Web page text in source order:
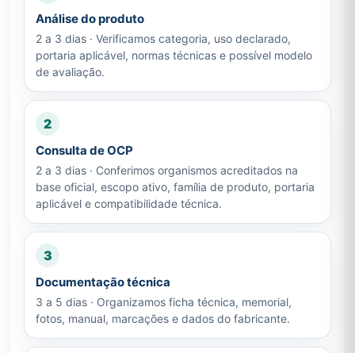
Análise do produto
2 a 3 dias · Verificamos categoria, uso declarado,
portaria aplicável, normas técnicas e possível modelo
de avaliação.
2
Consulta de OCP
2 a 3 dias · Conferimos organismos acreditados na
base oficial, escopo ativo, família de produto, portaria
aplicável e compatibilidade técnica.
3
Documentação técnica
3 a 5 dias · Organizamos ficha técnica, memorial,
fotos, manual, marcações e dados do fabricante.